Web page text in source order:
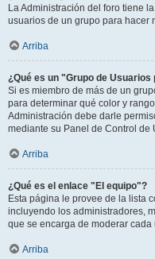
La Administración del foro tiene
usuarios de un grupo para hacer
Arriba
¿Qué es un "Grupo de
Si es miembro de más de un
para determinar qué color y
Administración debe darle
mediante su Panel de Control de
Arriba
¿Qué es el enlace "El equipo"?
Esta página le provee de la lista
incluyendo los administradores,
que se encarga de moderar cada
Arriba